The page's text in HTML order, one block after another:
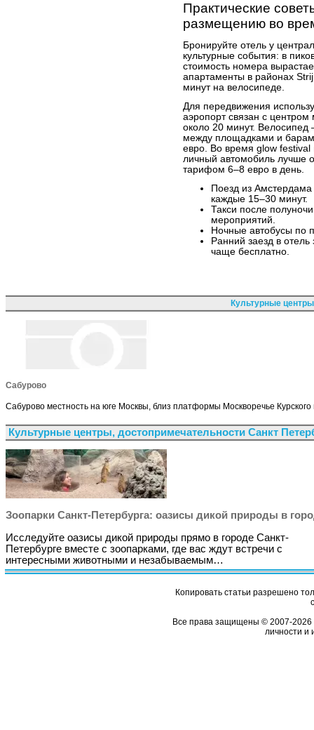
Практические
размещению во
Бронируйте отель у
культурные события: в
стоимость номера
апартаменты в районах
минут на велосипеде.
Для передвижения
аэропорт связан с
около 20 минут.
между площадками и
евро. Во время glow festival
личный автомобиль лучше
тарифом 6–8 евро в день.
Поезд из
каждые 15–30 минут.
Такси после
мероприятий.
Ночные автобусы по
Ранний заезд в
чаще бесплатно.
Культурные
Сабурово
Сабурово местность на юге Москвы, близ платформы Москворечье
Культурные центры, достопримечательности Санкт
Зоопарки Санкт-Петербурга: оазисы дикой природы в
Исследуйте оазисы дикой природы прямо в городе Санкт-
Петербурге вместе с зоопарками, где вас ждут встречи с
интересными животными и незабываемым…
Копировать статьи разрешено
Все права защищены © 2007-2026
личности и